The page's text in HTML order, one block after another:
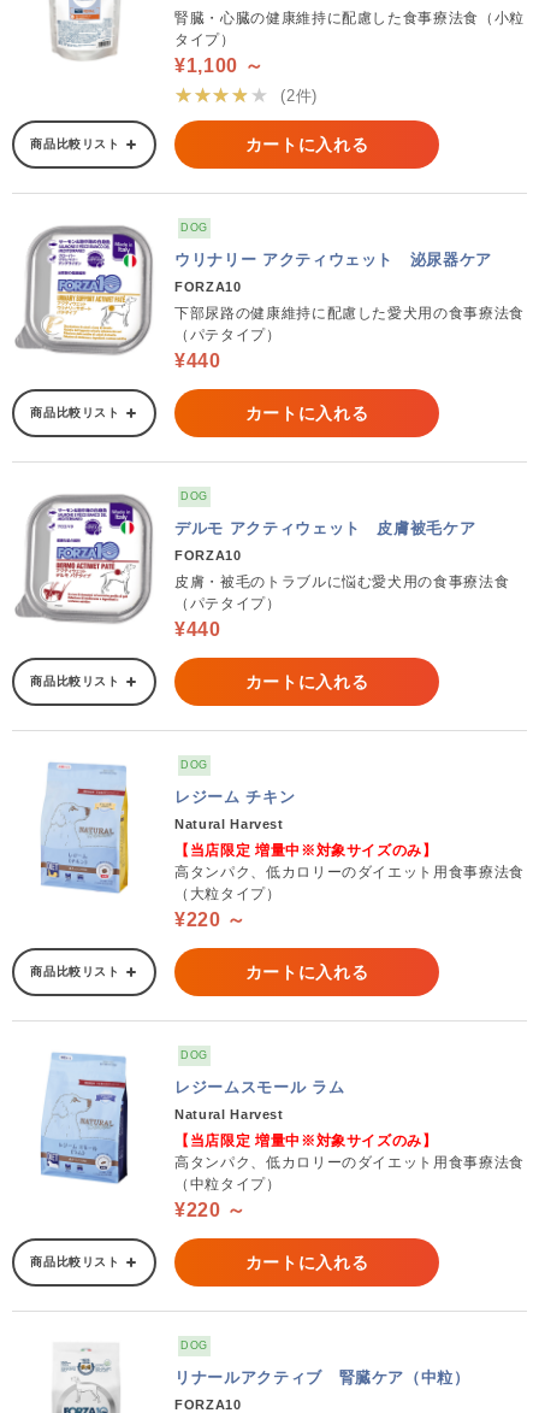
腎臓・心臓の健康維持に配慮した食事療法食（小粒
タイプ）
¥1,100 ～
★★★★★
(2件)
商品比較リスト カートに入れる
DOG
ウリナリー アクティウェット 泌尿器ケア
FORZA10
下部尿路の健康維持に配慮した愛犬用の食事療法食
（パテタイプ）
¥440
商品比較リスト カートに入れる
DOG
デルモ アクティウェット 皮膚被毛ケア
FORZA10
皮膚・被毛のトラブルに悩む愛犬用の食事療法食
（パテタイプ）
¥440
商品比較リスト カートに入れる
DOG
レジーム チキン
Natural Harvest
【当店限定 増量中※対象サイズのみ】
高タンパク、低カロリーのダイエット用食事療法食
（大粒タイプ）
¥220 ～
商品比較リスト カートに入れる
DOG
レジームスモール ラム
Natural Harvest
【当店限定 増量中※対象サイズのみ】
高タンパク、低カロリーのダイエット用食事療法食
（中粒タイプ）
¥220 ～
商品比較リスト カートに入れる
DOG
リナールアクティブ 腎臓ケア（中粒）
FORZA10